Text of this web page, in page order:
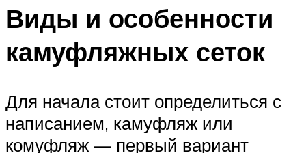
Виды и особенности
камуфляжных сеток
Для начала стоит определиться с
написанием, камуфляж или
комуфляж — первый вариант